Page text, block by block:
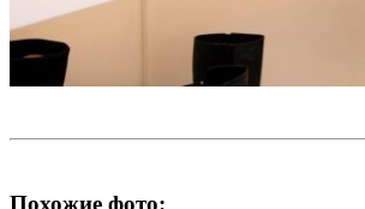
Похожие фото: